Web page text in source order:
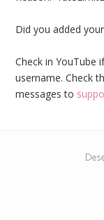
Did you added
Check in YouTube
username. Check
messages to